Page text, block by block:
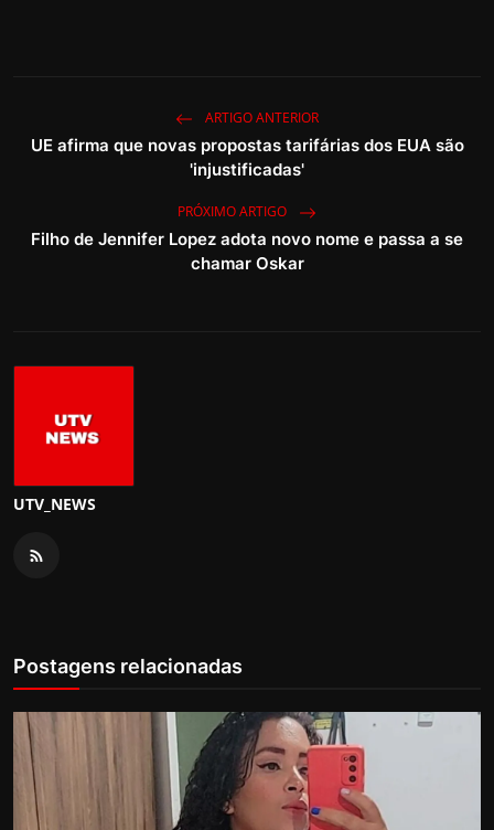
ARTIGO ANTERIOR
UE afirma que novas propostas tarifárias dos EUA são
'injustificadas'
PRÓXIMO ARTIGO
Filho de Jennifer Lopez adota novo nome e passa a se
chamar Oskar
UTV_NEWS
Postagens relacionadas